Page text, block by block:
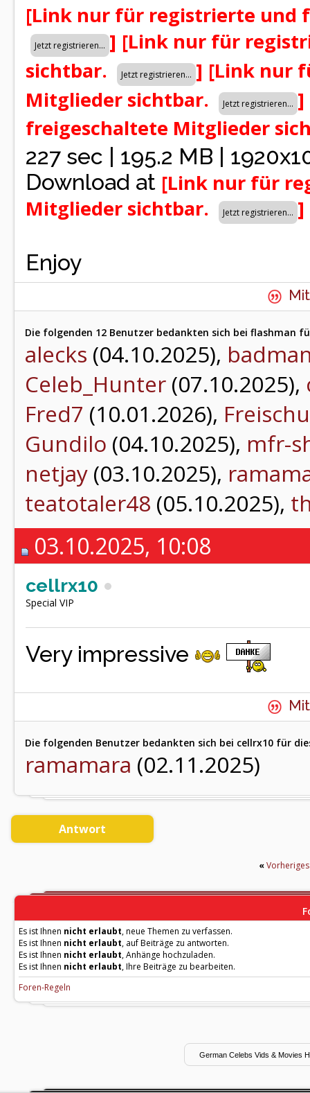
[Link nur für registrierte und
] [Link nur für
sichtbar.
] [Link nur
Mitglieder sichtbar.
]
freigeschaltete Mitglieder
227 sec | 195.2 MB |
Download at [Link nur für
Mitglieder sichtbar.
]
Enjoy
Die folgenden 12 Benutzer bedankten sich bei flashman
alecks (04.10.2025),
Celeb_Hunter (07.10.2025),
Fred7 (10.01.2026),
Gundilo (04.10.2025), mfr-
netjay (03.10.2025),
teatotaler48 (05.10.2025),
03.10.2025, 10:08
cellrx10
Special VIP
Very impressive
Die folgenden Benutzer bedankten sich bei cellrx10 für
ramamara (02.11.2025)
Antwort
«
Es ist Ihnen nicht erlaubt, neue Themen zu verfassen.
Es ist Ihnen nicht erlaubt, auf Beiträge zu antworten.
Es ist Ihnen nicht erlaubt, Anhänge hochzuladen.
Es ist Ihnen nicht erlaubt, Ihre Beiträge zu bearbeiten.
Foren-Regeln